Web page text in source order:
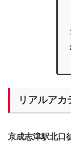
リアルアカ
京成志津駅北口